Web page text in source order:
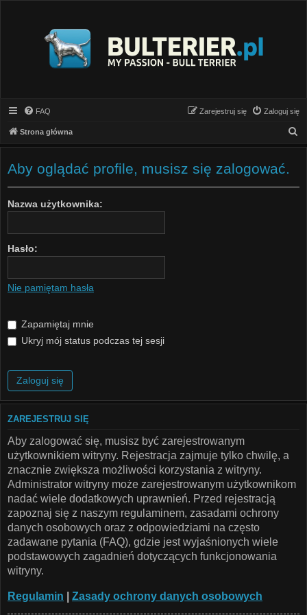
FAQ Zaloguj się
Zarejestruj się
Strona główna
z
Aby oglądać profile, musisz się zalogować.
Nazwa użytkownika:
Hasło:
Nie pamiętam hasła
Zapamiętaj mnie
Ukryj mój status podczas tej sesji
ZAREJESTRUJ SIĘ
Aby zalogować się, musisz być zarejestrowanym
użytkownikiem witryny. Rejestracja zajmuje tylko chwilę, a
znacznie zwiększa możliwości korzystania z witryny.
Administrator witryny może zarejestrowanym użytkownikom
nadać wiele dodatkowych uprawnień. Przed rejestracją
zapoznaj się z naszym regulaminem, zasadami ochrony
danych osobowych oraz z odpowiedziami na często
zadawane pytania (FAQ), gdzie jest wyjaśnionych wiele
podstawowych zagadnień dotyczących funkcjonowania
witryny.
Regulamin Zasady ochrony danych osobowych